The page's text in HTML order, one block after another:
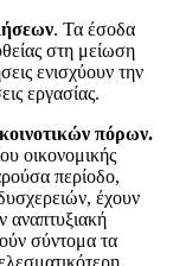
. Τα έσοδα
στη μείωση
ενισχύουν την
εργασίας.
πόρων.
οικονομικής
περίοδο,
έχουν
αναπτυξιακή
σύντομα τα